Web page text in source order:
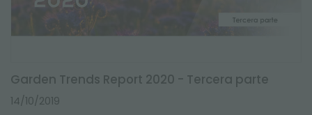
Garden Trends Report 2020 - Tercera parte
14/10/2019